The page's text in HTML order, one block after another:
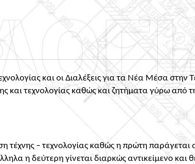
και οι Διαλέξεις για τα Νέα Μέσα στην
και τεχνολογίας καθώς και ζητήματα γύρω από
τέχνης – τεχνολογίας καθώς η πρώτη παράγεται
η δεύτερη γίνεται διαρκώς αντικείμενο και